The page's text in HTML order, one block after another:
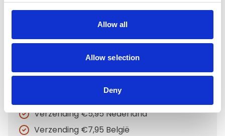
Allow all
Allow selection
Deny
65x50cm
Niet op voorraad
Voor 15.00 uur besteld dezelfde werkdag
Gratis verzending vanaf €50,-
Verzending €5,95 Nederland
Verzending €7,95 België